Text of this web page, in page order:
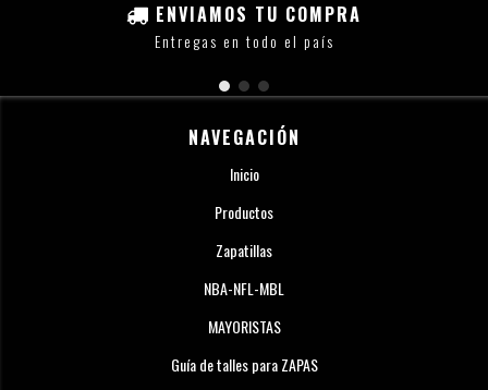
ENVIAMOS TU COMPRA
Entregas en todo el país
NAVEGACIÓN
Inicio
Productos
Zapatillas
NBA-NFL-MBL
MAYORISTAS
Guía de talles para ZAPAS